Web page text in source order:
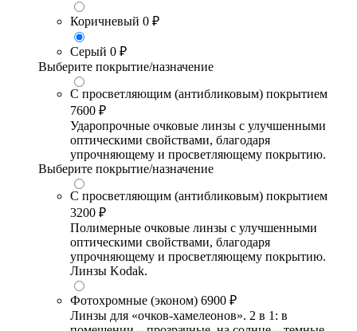
Коричневый 0 ₽
Серый 0 ₽
Выберите покрытие/назначение
С просветляющим (антибликовым) покрытием
7600 ₽
Ударопрочные очковые линзы с улучшенными
оптическими свойствами, благодаря
упрочняющему и просветляющему покрытию.
Выберите покрытие/назначение
С просветляющим (антибликовым) покрытием
3200 ₽
Полимерные очковые линзы с улучшенными
оптическими свойствами, благодаря
упрочняющему и просветляющему покрытию.
Линзы Kodak.
Фотохромные (эконом) 6900 ₽
Линзы для «очков-хамелеонов». 2 в 1: в